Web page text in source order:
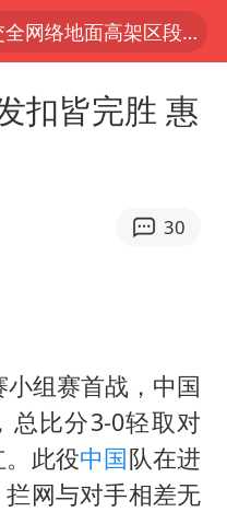
上海轨交全网络地面高架区段限速运行
癌恶化
见泽连斯基有何意图
约”出现
眼壁置换
浙江海域将现5到8米巨浪到狂浪
大暴雨
扣皆完胜 惠
30
组赛首战，中国
总比分3-0轻取对
此役中国队在进
网与对手相差无